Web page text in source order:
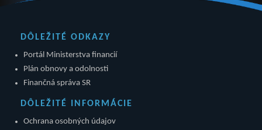
DÔLEŽITÉ ODKAZY
Portál Ministerstva financií
Plán obnovy a odolnosti
Finančná správa SR
DÔLEŽITÉ INFORMÁCIE
Ochrana osobných údajov